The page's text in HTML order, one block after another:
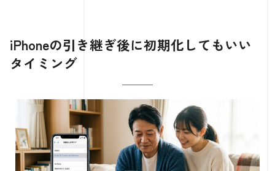
iPhoneの引き継ぎ後に初期化してもいい
タイミング